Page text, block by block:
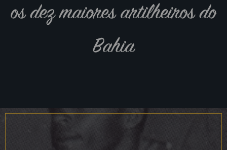
os dez maiores artilheiros do
Bahia